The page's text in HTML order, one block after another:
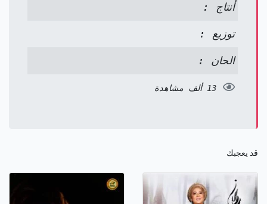
أنتاج :
توزيع :
الحان :
13 ألف مشاهدة
قد يعجبك